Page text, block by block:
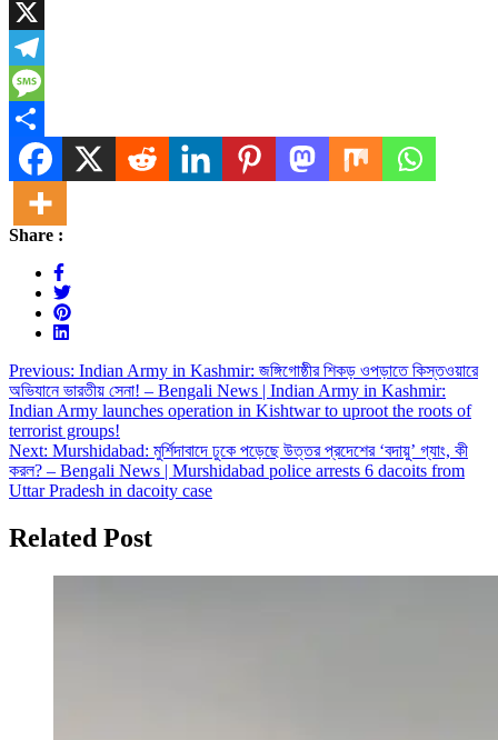
WhatsApp
X
Telegram
Message
Share
Share :
Post
navigation
Previous: Indian Army in Kashmir: জঙ্গিগোষ্ঠীর শিকড় ওপড়াতে কিস্তওয়ারে
অভিযানে ভারতীয় সেনা! – Bengali News | Indian Army in Kashmir:
Indian Army launches operation in Kishtwar to uproot the roots of
terrorist groups!
Next: Murshidabad: মুর্শিদাবাদে ঢুকে পড়েছে উত্তর প্রদেশের ‘বদায়ু’ গ্যাং, কী
করল? – Bengali News | Murshidabad police arrests 6 dacoits from
Uttar Pradesh in dacoity case
Related Post